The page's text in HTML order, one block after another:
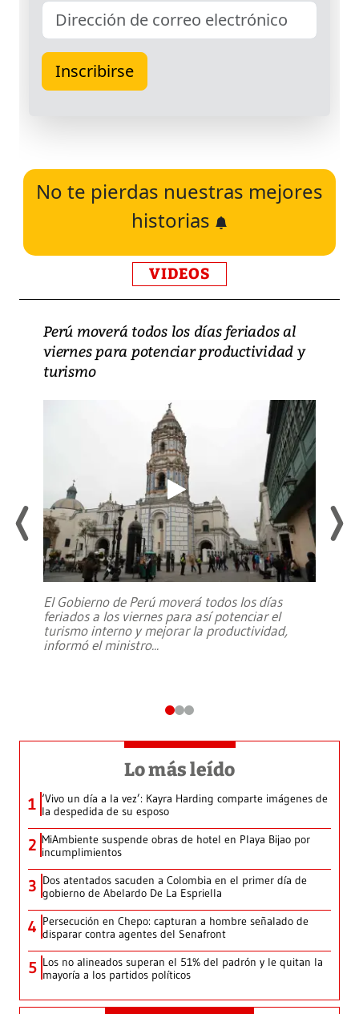
No te pierdas nuestras mejores
historias
VIDEOS
Perú moverá todos los días feriados al
viernes para potenciar productividad y
turismo
El Gobierno de Perú moverá todos los días
feriados a los viernes para así potenciar el
turismo interno y mejorar la productividad,
informó el ministro...
Lo más leído
1 ‘Vivo un día a la vez’: Kayra Harding comparte imágenes de
la despedida de su esposo
2 MiAmbiente suspende obras de hotel en Playa Bijao por
incumplimientos
3 Dos atentados sacuden a Colombia en el primer día de
gobierno de Abelardo De La Espriella
4 Persecución en Chepo: capturan a hombre señalado de
disparar contra agentes del Senafront
5 Los no alineados superan el 51% del padrón y le quitan la
mayoría a los partidos políticos